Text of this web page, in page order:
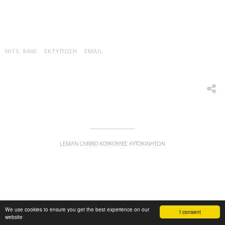
I consent
We use cookies to ensure you get the best experience on our
website
HITS: 8460 ΕΚΤΎΠΩΣΗ EMAIL
LEMAN CABRIO ΚΟΥΚΟΎΛΕΣ ΑΥΤΟΚΙΝΉΤΩΝ